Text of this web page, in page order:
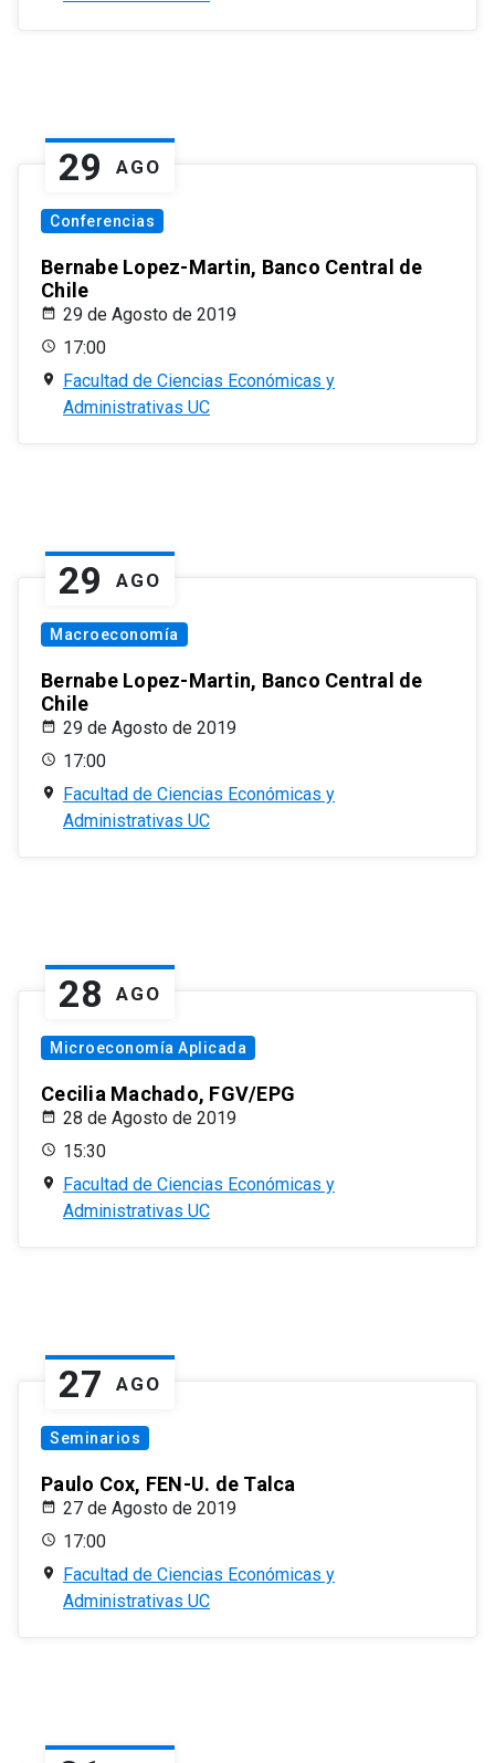
29 AGO
Conferencias
Bernabe Lopez-Martin, Banco Central de
Chile
29 de Agosto de 2019
17:00
Facultad de Ciencias Económicas y
Administrativas UC
29 AGO
Macroeconomía
Bernabe Lopez-Martin, Banco Central de
Chile
29 de Agosto de 2019
17:00
Facultad de Ciencias Económicas y
Administrativas UC
28 AGO
Microeconomía Aplicada
Cecilia Machado, FGV/EPG
28 de Agosto de 2019
15:30
Facultad de Ciencias Económicas y
Administrativas UC
27 AGO
Seminarios
Paulo Cox, FEN-U. de Talca
27 de Agosto de 2019
17:00
Facultad de Ciencias Económicas y
Administrativas UC